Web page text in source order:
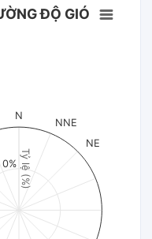
Tỷ lệ (%)
ĐỘ GIÓ
N
NNE
NE
0%